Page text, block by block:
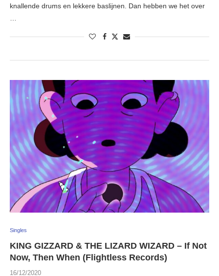
knallende drums en lekkere baslijnen. Dan hebben we het over
…
Singles
KING GIZZARD & THE LIZARD WIZARD – If Not
Now, Then When (Flightless Records)
16/12/2020